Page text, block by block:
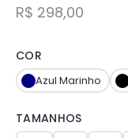
R$ 298,00
COR
Azul Marinho
TAMANHOS